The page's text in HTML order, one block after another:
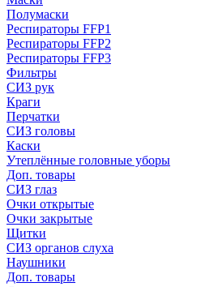
Полумаски
Респираторы FFP1
Респираторы FFP2
Респираторы FFP3
Фильтры
СИЗ рук
Краги
Перчатки
СИЗ головы
Каски
Утеплённые головные уборы
Доп. товары
СИЗ глаз
Очки открытые
Очки закрытые
Щитки
СИЗ органов слуха
Наушники
Доп. товары